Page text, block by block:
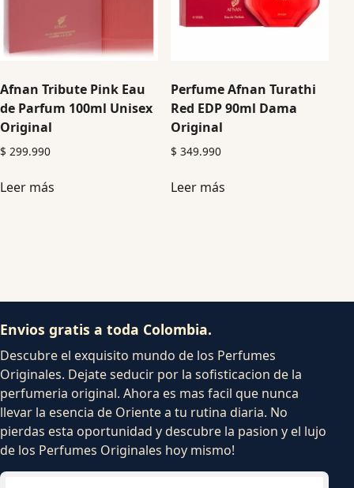
Afnan Tribute Pink Eau
de Parfum 100ml Unisex
Original
$ 299.990
Leer más
Perfume Afnan Turathi
Red EDP 90ml Dama
Original
$ 349.990
Leer más
Envios gratis a toda Colombia.
Descubre el exquisito mundo de los Perfumes
Originales. Dejate seducir por la sofisticacion de la
perfumeria original. Ahora es mas facil que nunca
llevar la esencia de Oriente a tu rutina diaria. No
pierdas esta oportunidad y descubre la pasion y el lujo
de los Perfumes Originales hoy mismo!